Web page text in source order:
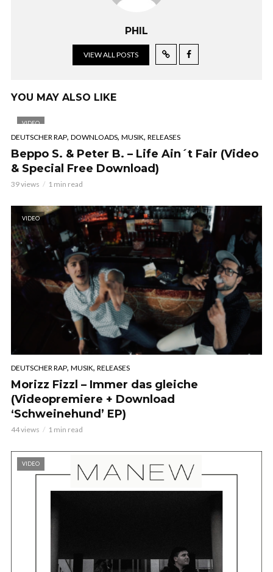
PHIL
VIEW ALL POSTS
YOU MAY ALSO LIKE
VIDEO
DEUTSCHER RAP, DOWNLOADS, MUSIK, RELEASES
Beppo S. & Peter B. – Life Ain´t Fair (Video
& Special Free Download)
39 views 1 min read
VIDEO
DEUTSCHER RAP, MUSIK, RELEASES
Morizz Fizzl – Immer das gleiche
(Videopremiere + Download
‘Schweinehund’ EP)
44 views 1 min read
VIDEO